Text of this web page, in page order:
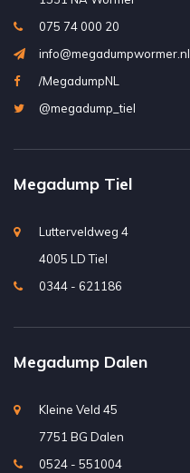
075 74 000 20
info@megadumpwormer.nl
/MegadumpNL
@megadump_tiel
Megadump Tiel
Lutterveldweg 4
4005 LD Tiel
0344 - 621186
Megadump Dalen
Kleine Veld 45
7751 BG Dalen
0524 - 551004